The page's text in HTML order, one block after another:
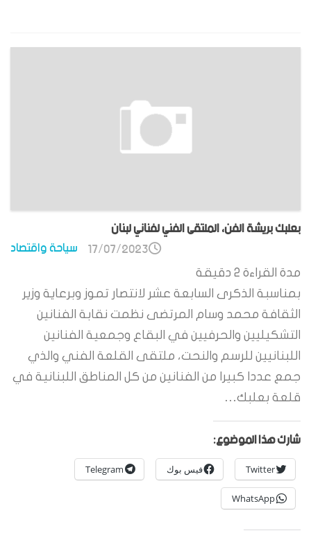
بعلبك بريشة الفن، الملتقى الفني لفناني لبنان
سياحة واقتصاد 17/07/2023
مدة القراءة 2 دقيقة
بمناسبة الذكرى السابعة عشر لانتصار تموز وبرعاية وزير
الثقافة محمد وسام المرتضى نظمت نقابة الفنانين
التشكيليين والحرفيين في البقاع وجمعية الفنانين
اللبنانيين للرسم والنحت، ملتقى القلعة الفني والذي
جمع عددا كبيرا من الفنانين من كل المناطق اللبنانية في
قلعة بعلبك…
شارك هذا الموضوع:
Twitter فيس بوك Telegram
WhatsApp